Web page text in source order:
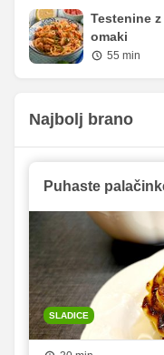
Testenine
omaki
55 min
Najbolj brano
Puhaste
SLADICE